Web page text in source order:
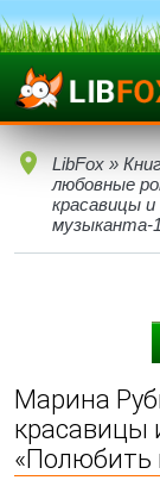
LibFox »
любовные
красавицы
музыканта-
Марина
красавицы
«Полюбить